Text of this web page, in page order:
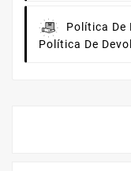
Política De
Política De